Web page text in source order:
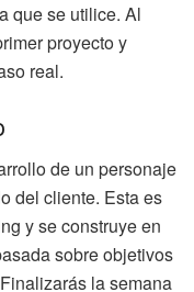
que se utilice. Al
proyecto y
real.
de un personaje
del cliente. Esta es
y se construye en
sobre objetivos
la semana